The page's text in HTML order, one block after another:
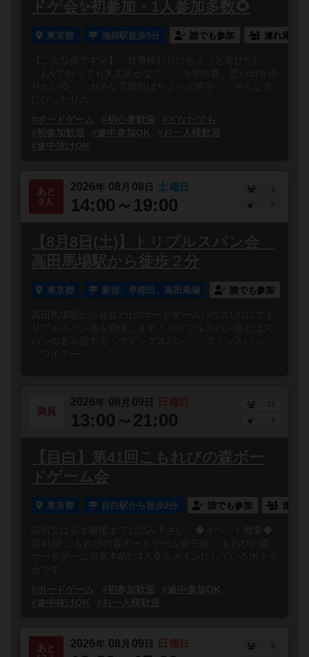
ドゲ会✨初参加・1人参加多数🌻
東京都 池袋駅徒歩5分 誰でも参加 連れ添い
【こんな会です💡】「仕事終わりにちょっと遊びたい」
「1人で行っても大丈夫かな？」「今年の夏、思い出を作
りたい🌻」「ガチな雰囲気はちょっと苦手…」そんな方
#ボードゲーム
#初心者歓迎
#どなたでも
#初参加歓迎
#途中参加OK
#お一人様歓迎
#途中抜けOK
あと
9人
2026年 08 月 08 日 土 曜日
14:00～19:00
1
【8月8日(土)】トリプルスパン会
高田馬場駅から徒歩２分
東京都 新宿、早稲田、高田馬場 誰でも参加
高田馬場駅から徒歩2分のボードゲームハウスLIGにてト
リプルスパン会を開催します！トリプルスパン会とはス
パンの名を冠する「ウイングスパン」「フィンスパン」
「ワイアー...
満員
2026年 08 月 09 日 日 曜日
13:00～21:00
21
1
【目白】第41回こもれびの森ボー
ドゲーム会
東京都 目白駅から徒歩2分 誰でも参加 連れ
説明文は必ず最後までお読み下さい。◆イベント概要◆
第41回 こもれびの森ボードゲーム会主催 こもれびの森
ボードゲーム会基本的に4人卓をメインにしているボドゲ
#ボードゲーム
#初参加歓迎
#途中参加OK
#途中抜けOK
#お一人様歓迎
あと
2026年 08 月 09 日 日 曜日
8